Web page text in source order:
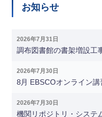
お知らせ
2026年7月31日
調布図書館の書架増設工
2026年7月30日
8月 EBSCOオンライン講
2026年7月30日
機関リポジトリ・システ